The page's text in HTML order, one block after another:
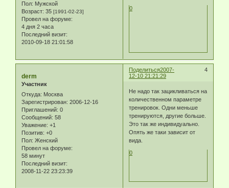
Пол: Мужской
Возраст: 35 [1991-02-23]
Провел на форуме:
4 дня 2 часа
Последний визит:
2010-09-18 21:01:58
0
Поделиться 4
2007-
12-10 21:21:29
derm
Участник
Откуда: Москва
Зарегистрирован: 2006-12-16
Приглашений: 0
Сообщений: 58
Уважение: +1
Позитив: +0
Пол: Женский
Провел на форуме:
58 минут
Последний визит:
2008-11-22 23:23:39
Не надо так зацикливаться на
количественном параметре
тренировок. Одни меньше
тренируются, другие больше.
Это так же индивидуально.
Опять же таки зависит от
вида.
0